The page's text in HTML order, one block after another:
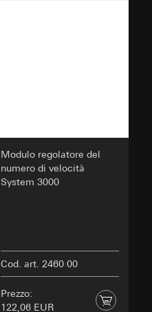
Modulo regolatore del
numero di velocità
System 3000
Cod. art. 2460 00
Prezzo:
122,06 EUR